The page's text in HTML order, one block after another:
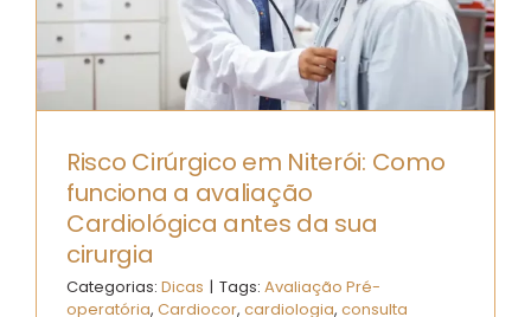
Risco Cirúrgico em Niterói: Como
funciona a avaliação
Cardiológica antes da sua
cirurgia
Categorias: Dicas | Tags: Avaliação Pré-
operatória, Cardiocor, cardiologia, consulta